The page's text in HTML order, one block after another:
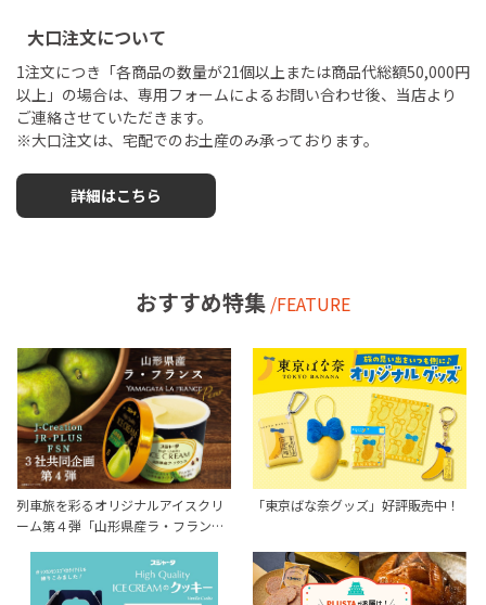
大口注文について
1注文につき「各商品の数量が21個以上または商品代総額50,000円
以上」の場合は、専用フォームによるお問い合わせ後、当店より
ご連絡させていただきます。
※大口注文は、宅配でのお土産のみ承っております。
詳細はこちら
おすすめ特集 /FEATURE
列車旅を彩るオリジナルアイスクリ
ーム第４弾「山形県産ラ・フラン…
「東京ばな奈グッズ」好評販売中！